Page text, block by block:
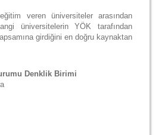
eğitim veren üniversiteler arasından
üniversitelerin YÖK tarafından
girdiğini en doğru kaynaktan
Denklik Birimi